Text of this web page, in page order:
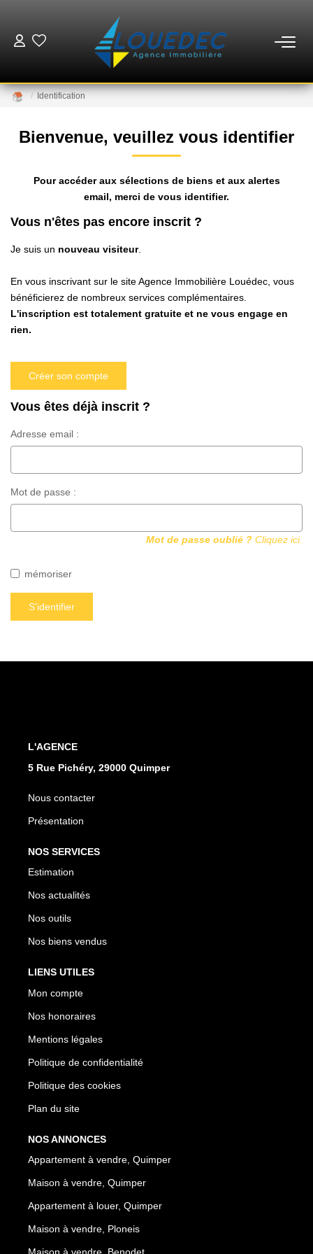
ESTIMATION
GESTION
NOTRE AGENCE
Qui Sommes Nous
Nos Partenaires
Identification
Bienvenue, veuillez vous identifier
Pour accéder aux sélections de biens et aux alertes
email, merci de vous identifier.
Vous n'êtes pas encore inscrit ?
Je suis un nouveau visiteur.
En vous inscrivant sur le site Agence Immobilière Louédec, vous
bénéficierez de nombreux services complémentaires.
L'inscription est totalement gratuite et ne vous engage en
rien.
Créer son compte
Vous êtes déjà inscrit ?
Adresse email :
Mot de passe :
Mot de passe oublié ? Cliquez ici.
mémoriser
S'identifier
L'AGENCE
5 Rue Pichéry, 29000 Quimper
Nous contacter
Présentation
NOS SERVICES
Estimation
Nos actualités
Nos outils
Nos biens vendus
LIENS UTILES
Mon compte
Nos honoraires
Mentions légales
Politique de confidentialité
Politique des cookies
Plan du site
NOS ANNONCES
Appartement à vendre, Quimper
Maison à vendre, Quimper
Appartement à louer, Quimper
Maison à vendre, Ploneis